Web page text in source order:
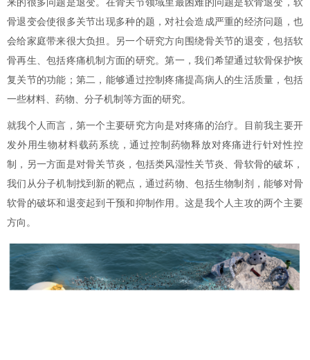
骨退变会使很多关节出现多种的题，对社会造成严重的经济问题，也
会给家庭带来很大负担。另一个研究方向围绕骨关节的退变，包括软
骨再生、包括疼痛机制方面的研究。第一，我们希望通过软骨保护恢
复关节的功能；第二，能够通过控制疼痛提高病人的生活质量，包括
一些材料、药物、分子机制等方面的研究。
就我个人而言，第一个主要研究方向是对疼痛的治疗。目前我主要开
发外用生物材料载药系统，通过控制药物释放对疼痛进行针对性控
制，另一方面是对骨关节炎，包括类风湿性关节炎、骨软骨的破坏，
我们从分子机制找到新的靶点，通过药物、包括生物制剂，能够对骨
软骨的破坏和退变起到干预和抑制作用。这是我个人主攻的两个主要
方向。